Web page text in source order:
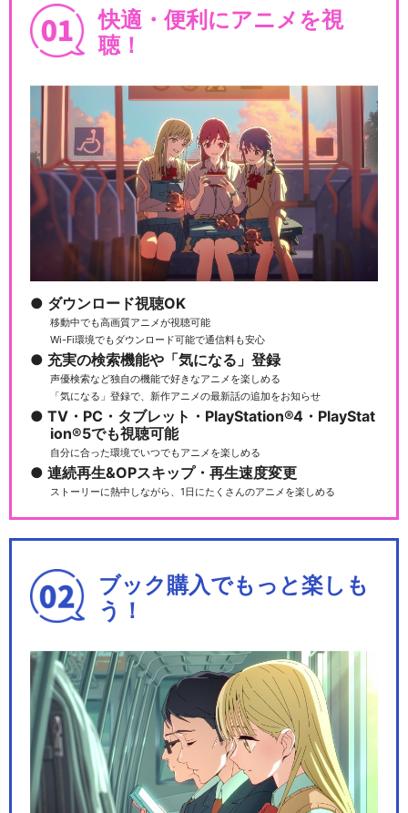
映画「プリパラ み～んなのあ
映画「プリパラ み～んなのあ
こがれ♪レッツゴー…
映画「プリパラ み～んなのあ
こがれ♪レッツゴー…
劇場版プリパラみ～んなでか
がやけ！キラリン☆ス…
劇場版プリパラみ～んなでか
がやけ！キラリン☆ス…
劇場版プリパラみ～んなでか
がやけ！キラリン☆ス…
キラッとプリ☆チャン
Pripara Friendship 2020…
快適・便利にアニメを視
聴！
ダウンロード視聴OK
移動中でも高画質アニメが視聴可能
Wi-Fi環境でもダウンロード可能で通信料も安心
充実の検索機能や「気になる」登録
声優検索など独自の機能で好きなアニメを楽しめる
「気になる」登録で、新作アニメの最新話の追加をお知らせ
TV・PC・タブレット・PlayStation®4・PlayStat
ion®5でも視聴可能
自分に合った環境でいつでもアニメを楽しめる
連続再生&OPスキップ・再生速度変更
ストーリーに熱中しながら、1日にたくさんのアニメを楽しめる
ブック購入でもっと楽しも
う！